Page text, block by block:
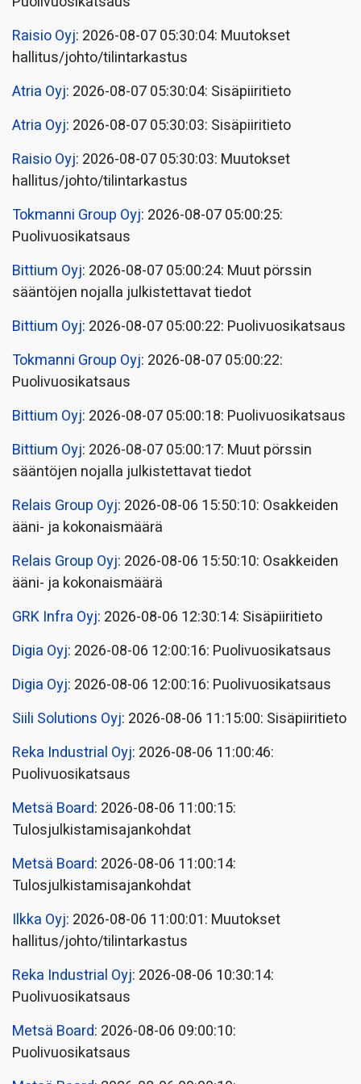
Raisio Oyj: 2026-08-07 05:30:04: Muutokset
hallitus/johto/tilintarkastus
Atria Oyj: 2026-08-07 05:30:04: Sisäpiiritieto
Atria Oyj: 2026-08-07 05:30:03: Sisäpiiritieto
Raisio Oyj: 2026-08-07 05:30:03: Muutokset
hallitus/johto/tilintarkastus
Tokmanni Group Oyj: 2026-08-07 05:00:25:
Puolivuosikatsaus
Bittium Oyj: 2026-08-07 05:00:24: Muut pörssin
sääntöjen nojalla julkistettavat tiedot
Bittium Oyj: 2026-08-07 05:00:22: Puolivuosikatsaus
Tokmanni Group Oyj: 2026-08-07 05:00:22:
Puolivuosikatsaus
Bittium Oyj: 2026-08-07 05:00:18: Puolivuosikatsaus
Bittium Oyj: 2026-08-07 05:00:17: Muut pörssin
sääntöjen nojalla julkistettavat tiedot
Relais Group Oyj: 2026-08-06 15:50:10: Osakkeiden
ääni- ja kokonaismäärä
Relais Group Oyj: 2026-08-06 15:50:10: Osakkeiden
ääni- ja kokonaismäärä
GRK Infra Oyj: 2026-08-06 12:30:14: Sisäpiiritieto
Digia Oyj: 2026-08-06 12:00:16: Puolivuosikatsaus
Digia Oyj: 2026-08-06 12:00:16: Puolivuosikatsaus
Siili Solutions Oyj: 2026-08-06 11:15:00: Sisäpiiritieto
Reka Industrial Oyj: 2026-08-06 11:00:46:
Puolivuosikatsaus
Metsä Board: 2026-08-06 11:00:15:
Tulosjulkistamisajankohdat
Metsä Board: 2026-08-06 11:00:14:
Tulosjulkistamisajankohdat
Ilkka Oyj: 2026-08-06 11:00:01: Muutokset
hallitus/johto/tilintarkastus
Reka Industrial Oyj: 2026-08-06 10:30:14:
Puolivuosikatsaus
Metsä Board: 2026-08-06 09:00:10:
Puolivuosikatsaus